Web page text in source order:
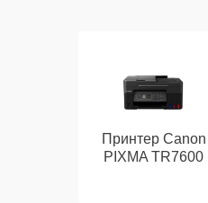
Принтер Canon
PIXMA TR7600